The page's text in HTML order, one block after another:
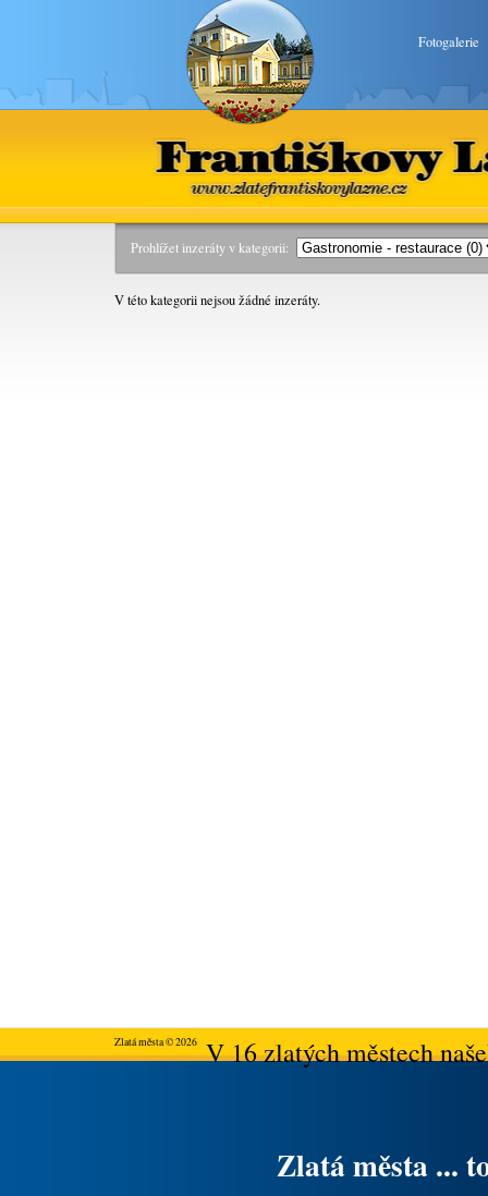
Fotogalerie
Prohlížet inzeráty v kategorii:
V této kategorii nejsou žádné inzeráty.
Zlatá města © 2026V 16 zlatých městech
Zlatá města ...